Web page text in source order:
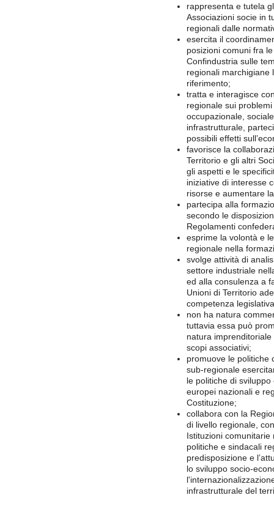
rappresenta e tutela
Associazioni socie in
regionali dalle
esercita il
posizioni comuni fra
Confindustria sulle
regionali marchigiane
riferimento;
tratta e interagisce
regionale sui
occupazionale,
infrastrutturale,
possibili effetti
favorisce la
Territorio e gli altri
gli aspetti e le
iniziative di interesse
risorse e aumentare
partecipa alla
secondo le
Regolamenti
esprime la volontà e
regionale nella
svolge attività di
settore industriale
ed alla consulenza a
Unioni di Territorio
competenza
non ha natura
tuttavia essa può
natura
scopi associativi;
promuove le politiche
sub-regionale
le politiche di
europei nazionali e
Costituzione;
collabora con la
di livello regionale,
Istituzioni
politiche e sindacali
predisposizione e
lo sviluppo socio-
infrastrutturale del